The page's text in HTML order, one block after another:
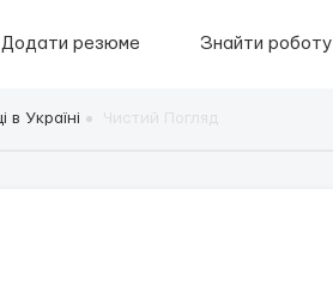
Додати резюме Знайти роботу
в Україні